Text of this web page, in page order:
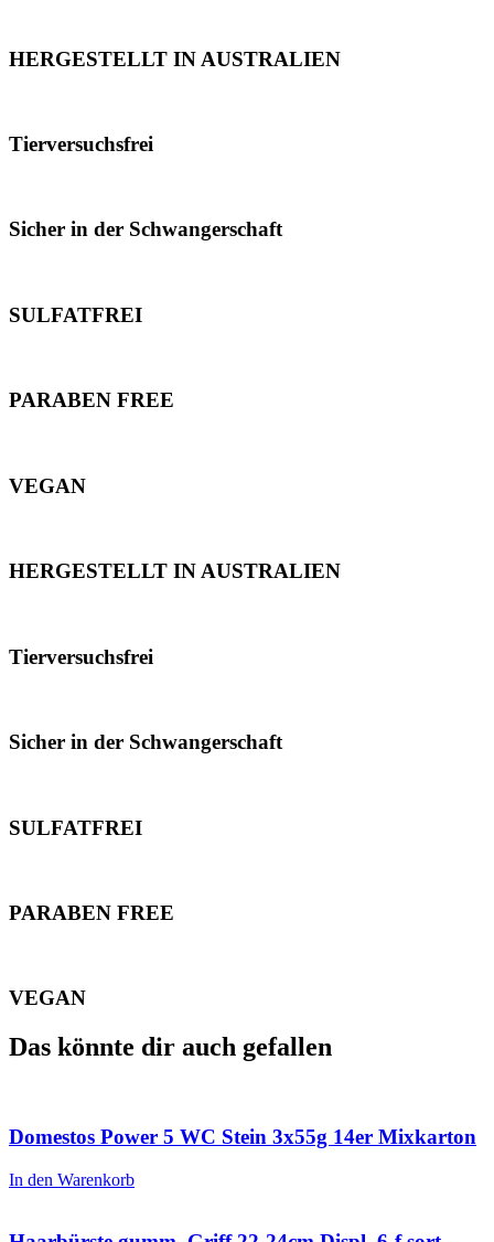
HERGESTELLT IN AUSTRALIEN
Tierversuchsfrei
Sicher in der Schwangerschaft
SULFATFREI
PARABEN FREE
VEGAN
HERGESTELLT IN AUSTRALIEN
Tierversuchsfrei
Sicher in der Schwangerschaft
SULFATFREI
PARABEN FREE
VEGAN
Das könnte dir auch gefallen
Domestos Power 5 WC Stein 3x55g 14er Mixkarton
In den Warenkorb